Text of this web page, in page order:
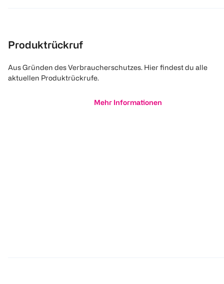
Produktrückruf
Aus Gründen des Verbraucherschutzes. Hier findest du alle
aktuellen Produktrückrufe.
Mehr Informationen